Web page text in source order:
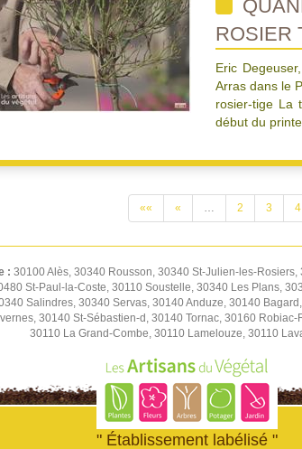
ROSIER
Eric
Arras dans le
rosier-tige La
début du
«« « … 2 3 4
: 30100 Alès, 30340 Rousson, 30340 St-Julien-les-
St-Paul-la-Coste, 30110 Soustelle, 30340 Les Plans,
Salindres, 30340 Servas, 30140 Anduze, 30140
30140 St-Sébastien-d, 30140 Tornac, 30160
30110 La Grand-Combe, 30110 Lamelouze, 30110
" Établissement labélisé "